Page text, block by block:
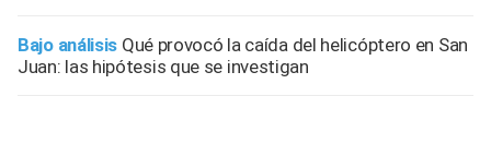
Bajo análisis Qué provocó la caída del helicóptero en San
Juan: las hipótesis que se investigan